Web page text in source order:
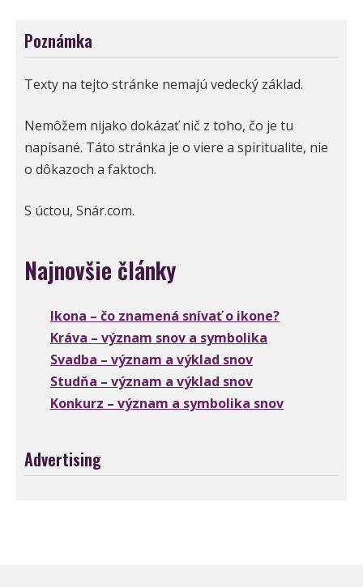
Poznámka
Texty na tejto stránke nemajú vedecký základ.
Nemôžem nijako dokázať nič z toho, čo je tu
napísané. Táto stránka je o viere a spiritualite, nie
o dôkazoch a faktoch.
S úctou, Snár.com.
Najnovšie články
Ikona – čo znamená snívať o ikone?
Kráva – význam snov a symbolika
Svadba – význam a výklad snov
Studňa – význam a výklad snov
Konkurz – význam a symbolika snov
Advertising